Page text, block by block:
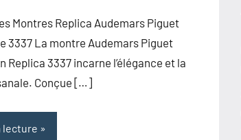
Montres Replica Audemars Piguet
3337 La montre Audemars Piguet
Replica 3337 incarne l’élégance et la
Conçue […]
lecture